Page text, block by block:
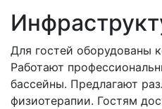
Для гостей оборудованы
Работают
бассейны. Предлагают
физиотерапии. Гостям